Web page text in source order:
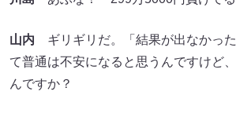
山内 ギリギリだ。「結果が出なかっ
て普通は不安になると思うんですけど
んですか？